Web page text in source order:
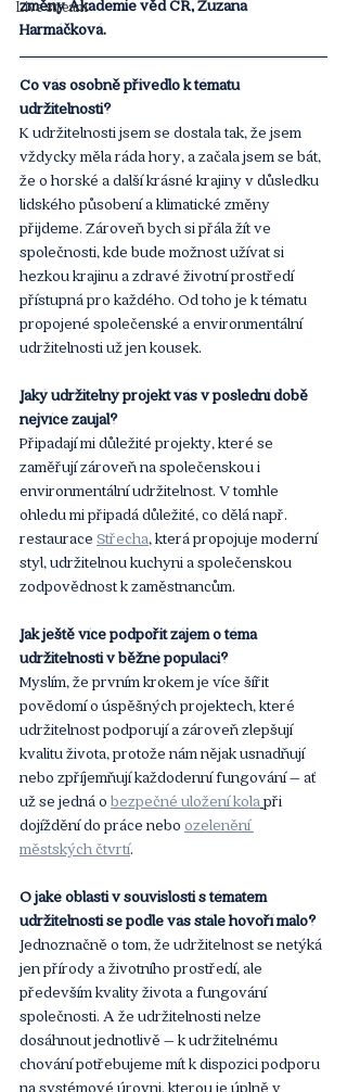
Live stream
změny Akademie věd ČR, Zuzana
Harmáčková.
Co vás osobně přivedlo k tématu
udržitelnosti?
K udržitelnosti jsem se dostala tak, že jsem
vždycky měla ráda hory, a začala jsem se bát,
že o horské a další krásné krajiny v důsledku
lidského působení a klimatické změny
přijdeme. Zároveň bych si přála žít ve
společnosti, kde bude možnost užívat si
hezkou krajinu a zdravé životní prostředí
přístupná pro každého. Od toho je k tématu
propojené společenské a environmentální
udržitelnosti už jen kousek.
Jaký udržitelný projekt vás v poslední době
nejvíce zaujal?
Připadají mi důležité projekty, které se
zaměřují zároveň na společenskou i
environmentální udržitelnost. V tomhle
ohledu mi připadá důležité, co dělá např.
restaurace Střecha, která propojuje moderní
styl, udržitelnou kuchyni a společenskou
zodpovědnost k zaměstnancům.
Jak ještě více podpořit zájem o téma
udržitelnosti v běžné populaci?
Myslím, že prvním krokem je více šířit
povědomí o úspěšných projektech, které
udržitelnost podporují a zároveň zlepšují
kvalitu života, protože nám nějak usnadňují
nebo zpříjemňují každodenní fungování – ať
už se jedná o bezpečné uložení kola při
dojíždění do práce nebo ozelenění
městských čtvrtí.
O jaké oblasti v souvislosti s tématem
udržitelnosti se podle vás stále hovoří málo?
Jednoznačně o tom, že udržitelnost se netýká
jen přírody a životního prostředí, ale
především kvality života a fungování
společnosti. A že udržitelnosti nelze
dosáhnout jednotlivě – k udržitelnému
chování potřebujeme mít k dispozici podporu
na systémové úrovni, kterou je úplně v